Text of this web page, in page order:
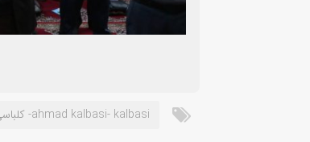
ahmad kalbasi- kalbasi- کلباسی